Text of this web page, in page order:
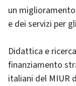
un
e dei servizi per
Didattica e
finanziamento
italiani del MIUR